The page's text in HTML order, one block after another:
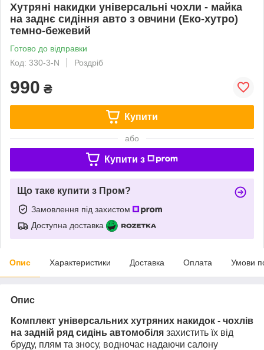
Хутряні накидки універсальні чохли - майка
на заднє сидіння авто з овчини (Еко-хутро)
темно-бежевий
Готово до відправки
Код: 330-3-N
Роздріб
990 ₴
Купити
або
Купити з
Що таке купити з Пром?
Замовлення під захистом
Доступна доставка
Опис Характеристики Доставка Оплата Умови
Опис
Комплект універсальних хутряних накидок - чохлів
на задній ряд сидінь автомобіля захистить їх від
бруду, плям та зносу, водночас надаючи салону